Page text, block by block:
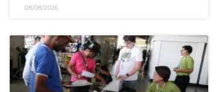
08/08/2026